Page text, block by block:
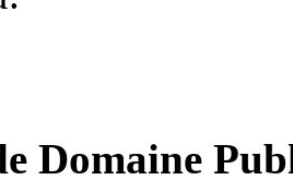
Domaine